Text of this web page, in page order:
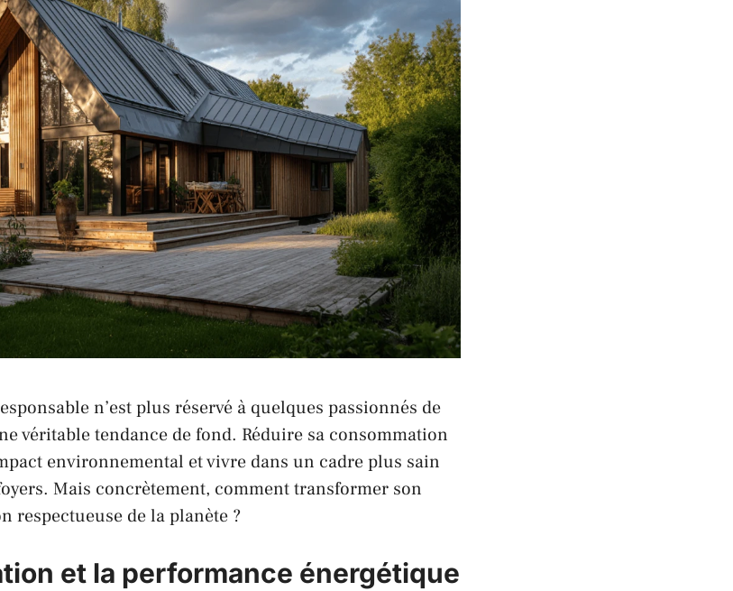
n’est plus réservé à quelques passionnés de
véritable tendance de fond. Réduire sa consommation
environnemental et vivre dans un cadre plus sain
Mais concrètement, comment transformer son
respectueuse de la planète ?
et la performance énergétique